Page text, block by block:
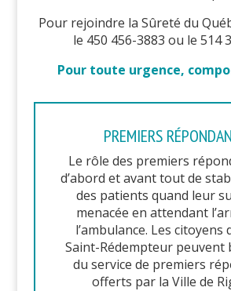
Pour rejoindre la Sûreté du
le 450 456-3883 ou le 514
Pour toute urgence,
PREMIERS
Le rôle des premiers
d’abord et avant tout de
des patients quand leur
menacée en attendant
l’ambulance. Les citoyens
Saint-Rédempteur peuvent
du service de premiers
offerts par la Ville de